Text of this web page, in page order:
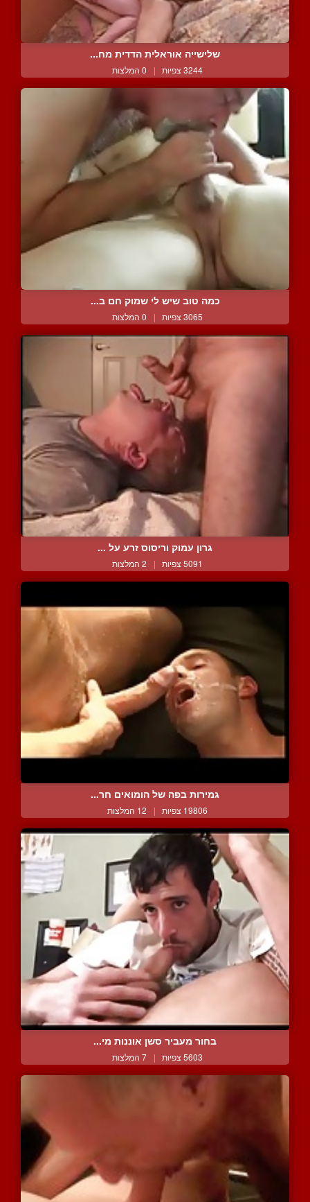
שלישייה אוראלית הדדית מח...
3244 צפיות | 0 המלצות
כמה טוב שיש לי שמוק חם ב...
3065 צפיות | 0 המלצות
גרון עמוק וריסוס זרע על ...
5091 צפיות | 2 המלצות
גמירות בפה של הומואים חר...
19806 צפיות | 12 המלצות
בחור מעביר סשן אוננות מי...
5603 צפיות | 7 המלצות